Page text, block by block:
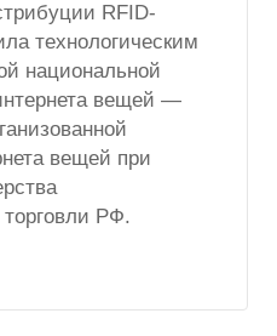
RFID-
технологическим
национальной
вещей —
вещей при
РФ.